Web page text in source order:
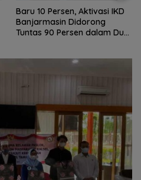
Baru 10 Persen, Aktivasi IKD
Banjarmasin Didorong
Tuntas 90 Persen dalam Dua